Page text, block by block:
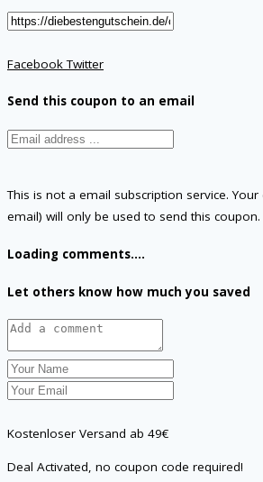
FacebookTwitter
Send this coupon to an email
This is not a email subscription service.
email) will only be used to send this coupon.
Loading comments....
Let others know how much you saved
Kostenloser Versand ab 49€
Deal Activated, no coupon code required!